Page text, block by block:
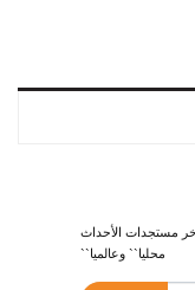
مستجدات الأحداث
محليا`` وعالميا``